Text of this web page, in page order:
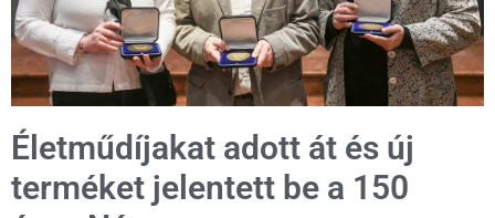
Életműdíjakat adott át és új
terméket jelentett be a 150